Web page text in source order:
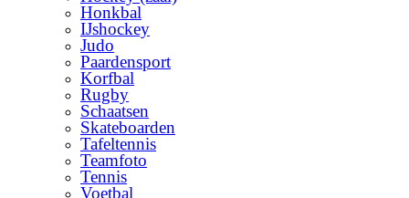
Honkbal
IJshockey
Judo
Paardensport
Korfbal
Rugby
Schaatsen
Skateboarden
Tafeltennis
Teamfoto
Tennis
Voetbal